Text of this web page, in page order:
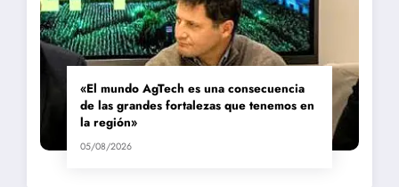
«El mundo AgTech es una consecuencia
de las grandes fortalezas que tenemos en
la región»
05/08/2026